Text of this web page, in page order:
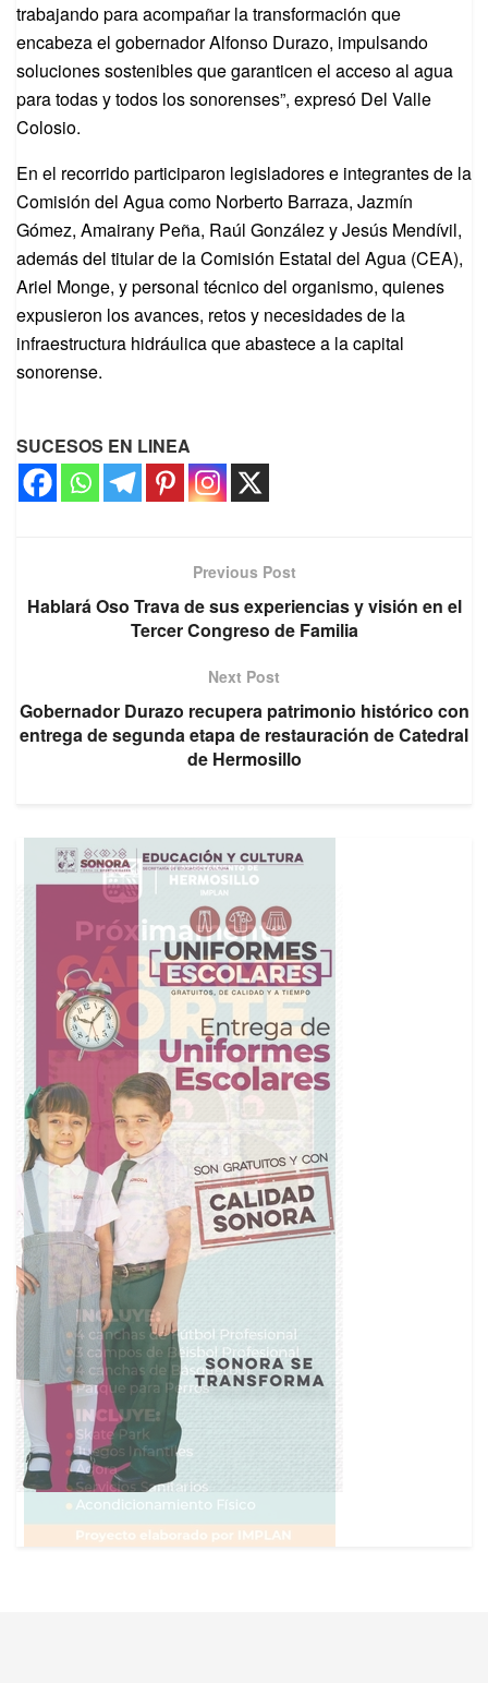
trabajando para acompañar la transformación que
encabeza el gobernador Alfonso Durazo, impulsando
soluciones sostenibles que garanticen el acceso al agua
para todas y todos los sonorenses”, expresó Del Valle
Colosio.
En el recorrido participaron legisladores e integrantes de la
Comisión del Agua como Norberto Barraza, Jazmín
Gómez, Amairany Peña, Raúl González y Jesús Mendívil,
además del titular de la Comisión Estatal del Agua (CEA),
Ariel Monge, y personal técnico del organismo, quienes
expusieron los avances, retos y necesidades de la
infraestructura hidráulica que abastece a la capital
sonorense.
SUCESOS EN LINEA
Previous Post
Hablará Oso Trava de sus experiencias y visión en el
Tercer Congreso de Familia
Next Post
Gobernador Durazo recupera patrimonio histórico con
entrega de segunda etapa de restauración de Catedral
de Hermosillo